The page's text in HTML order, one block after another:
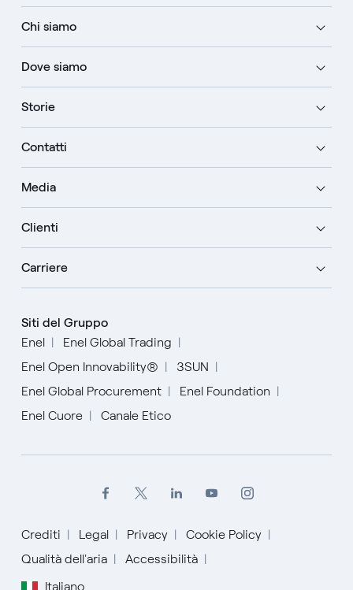
Chi siamo
Dove siamo
Storie
Contatti
Media
Clienti
Carriere
Siti del Gruppo
Enel
Enel Global Trading
Enel Open Innovability®
3SUN
Enel Global Procurement
Enel Foundation
Enel Cuore
Canale Etico
Crediti Legal Privacy
Cookie Policy
Qualità dell'aria
Accessibilità
Italiano
English